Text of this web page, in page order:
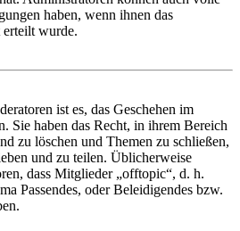
haben, wenn ihnen das
erteilt wurde.
ist es, das Geschehen im
Sie haben das Recht, in ihrem Bereich
zu löschen und Themen zu schließen,
und zu teilen. Üblicherweise
dass Mitglieder „offtopic“, d. h.
Passendes, oder Beleidigendes bzw.